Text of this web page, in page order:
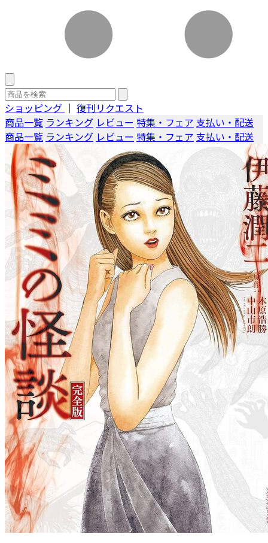
ショッピング ｜ 復刊リクエスト
商品一覧 ランキング レビュー 特集・フェア 支払い・配送
商品一覧 ランキング レビュー 特集・フェア 支払い・配送